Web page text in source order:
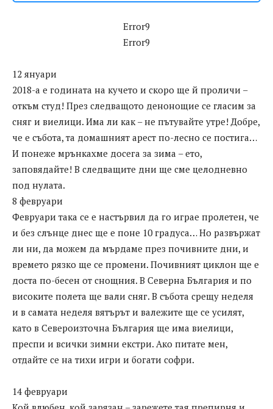
Error9
Error9
12 януари
2018-а е годината на кучето и скоро ще й проличи –
откъм студ! През следващото денонощие се гласим за
сняг и виелици. Има ли как – не пътувайте утре! Добре,
че е събота, та домашният арест по-лесно се постига…
И понеже мрънкахме досега за зима – ето,
заповядайте! В следващите дни ще сме целодневно
под нулата.
8 февруари
Февруари така се е настървил да го играе пролетен, че
и без слънце днес ще е поне 10 градуса… Но развържат
ли ни, да можем да мърдаме през почивните дни, и
времето рязко ще се промени. Почивният циклон ще е
доста по-бесен от снощния. В Северна България и по
високите полета ще вали сняг. В събота срещу неделя
и в самата неделя вятърът и валежите ще се усилят,
като в Североизточна България ще има виелици,
преспи и всички зимни екстри. Ако питате мен,
отдайте се на тихи игри и богати софри.
14 февруари